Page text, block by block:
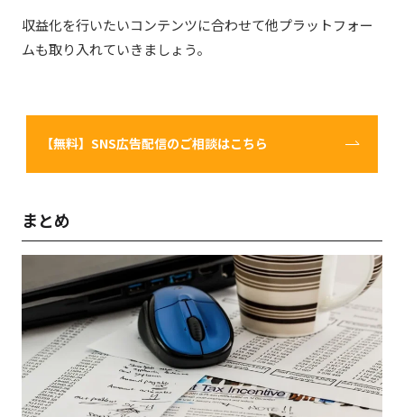
収益化を行いたいコンテンツに合わせて他プラットフォー
ムも取り入れていきましょう。
【無料】SNS広告配信のご相談はこちら
まとめ